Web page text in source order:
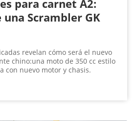
para carnet A2:
Scrambler GK
revelan cómo será el nuevo
chino:una moto de 350 cc estilo
con nuevo motor y chasis.